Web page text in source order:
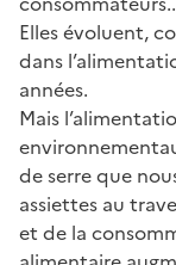
Elles évoluent,
dans
années.
Mais
de serre que
assiettes au
et de la